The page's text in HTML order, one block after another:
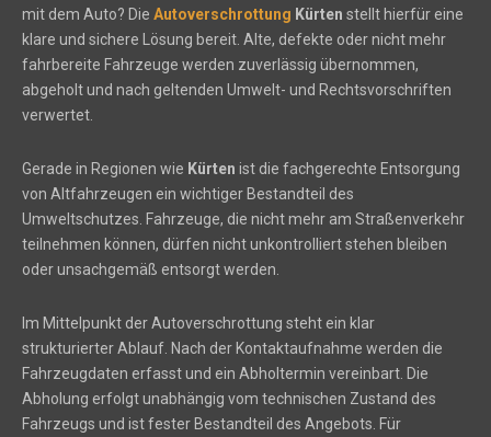
mit dem Auto? Die Autoverschrottung Kürten stellt hierfür eine
klare und sichere Lösung bereit. Alte, defekte oder nicht mehr
fahrbereite Fahrzeuge werden zuverlässig übernommen,
abgeholt und nach geltenden Umwelt- und Rechtsvorschriften
verwertet.
Gerade in Regionen wie Kürten ist die fachgerechte Entsorgung
von Altfahrzeugen ein wichtiger Bestandteil des
Umweltschutzes. Fahrzeuge, die nicht mehr am Straßenverkehr
teilnehmen können, dürfen nicht unkontrolliert stehen bleiben
oder unsachgemäß entsorgt werden.
Im Mittelpunkt der Autoverschrottung steht ein klar
strukturierter Ablauf. Nach der Kontaktaufnahme werden die
Fahrzeugdaten erfasst und ein Abholtermin vereinbart. Die
Abholung erfolgt unabhängig vom technischen Zustand des
Fahrzeugs und ist fester Bestandteil des Angebots. Für